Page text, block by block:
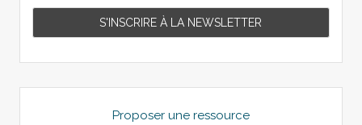
Proposer une ressource